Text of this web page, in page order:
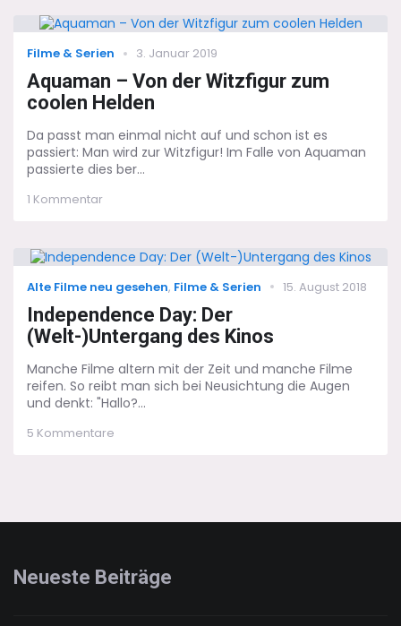
(forget
about
the
80s)
Categories
Filme & Serien
Posted
3. Januar 2019
Aquaman – Von der Witzfigur zum
coolen Helden
Da passt man einmal nicht auf und schon ist es
passiert: Man wird zur Witzfigur! Im Falle von Aquaman
passierte dies ber...
1 Kommentarzu
der
Witzfigur
zum
coolen
Helden
Categories
Alte Filme neu gesehen, Filme & Serien
Posted
15. August 2018
Independence Day: Der
(Welt-)Untergang des Kinos
Manche Filme altern mit der Zeit und manche Filme
reifen. So reibt man sich bei Neusichtung die Augen
und denkt: "Hallo?...
5 Kommentare
Neueste Beiträge